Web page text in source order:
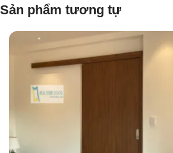
Sản phẩm tương tự